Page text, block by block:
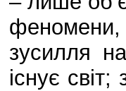
феномени,
зусилля
існує